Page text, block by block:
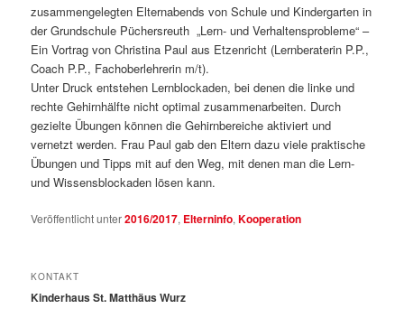
zusammengelegten Elternabends von Schule und Kindergarten in
der Grundschule Püchersreuth „Lern- und Verhaltensprobleme“ –
Ein Vortrag von Christina Paul aus Etzenricht (Lernberaterin P.P.,
Coach P.P., Fachoberlehrerin m/t).
Unter Druck entstehen Lernblockaden, bei denen die linke und
rechte Gehirnhälfte nicht optimal zusammenarbeiten. Durch
gezielte Übungen können die Gehirnbereiche aktiviert und
vernetzt werden. Frau Paul gab den Eltern dazu viele praktische
Übungen und Tipps mit auf den Weg, mit denen man die Lern-
und Wissensblockaden lösen kann.
Veröffentlicht unter2016/2017, Elterninfo,Kooperation
KONTAKT
Kinderhaus St. Matthäus Wurz